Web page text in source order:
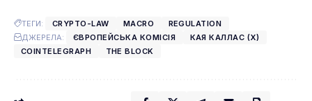
ТЕГИ: CRYPTO-LAW MACRO
REGULATION
ДЖЕРЕЛА:
ЄВРОПЕЙСЬКА КОМІСІЯ
КАЯ КАЛЛАС (X)
COINTELEGRAPH
THE BLOCK